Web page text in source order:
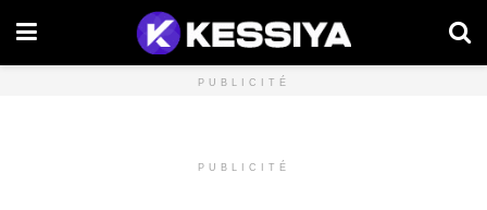
PUBLICITÉ
PUBLICITÉ